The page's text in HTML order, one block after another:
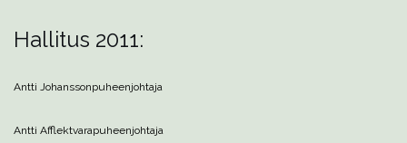
Hallitus 2011:
Antti Johanssonpuheenjohtaja
Antti Afflektvarapuheenjohtaja